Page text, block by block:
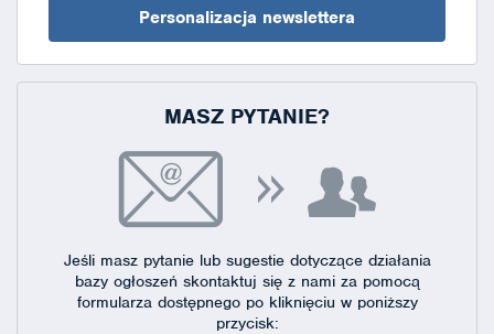
Personalizacja newslettera
MASZ PYTANIE?
Jeśli masz pytanie lub sugestie dotyczące działania
bazy ogłoszeń skontaktuj się z nami za pomocą
formularza dostępnegopo kliknięciu w poniższy
przycisk: